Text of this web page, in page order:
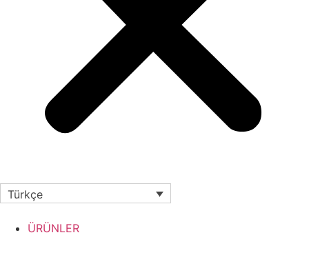
Türkçe
ÜRÜNLER